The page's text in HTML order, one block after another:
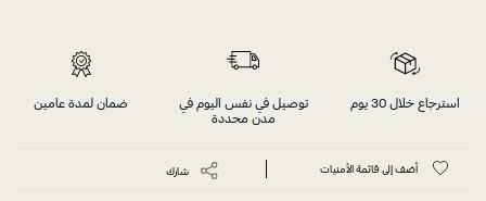
استرجاع خلال 30 يوم
توصيل في نفس اليوم في
مدن محددة
ضمان لمدة عامين
أضف إلى قائمة الأمنيات شارك